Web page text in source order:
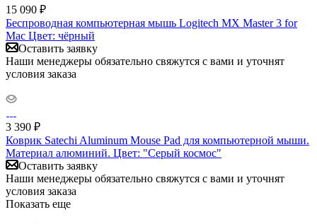
15 090 ₽
Беспроводная компьютерная мышь Logitech MX Master 3 for
Mac Цвет: чёрный
Оставить заявку
Наши менеджеры обязательно свяжутся с вами и уточнят
условия заказа
3 390 ₽
Коврик Satechi Aluminum Mouse Pad для компьютерной мыши.
Материал алюминий. Цвет: "Cерый космос"
Оставить заявку
Наши менеджеры обязательно свяжутся с вами и уточнят
условия заказа
Показать еще